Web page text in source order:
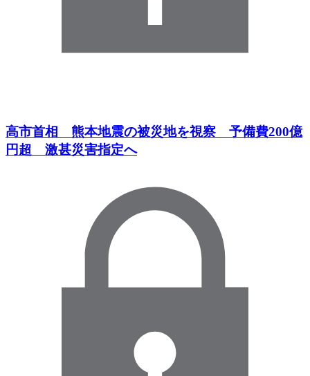
高市首相 熊本地震の被災地を視察 予備費200億
円超 激甚災害指定へ